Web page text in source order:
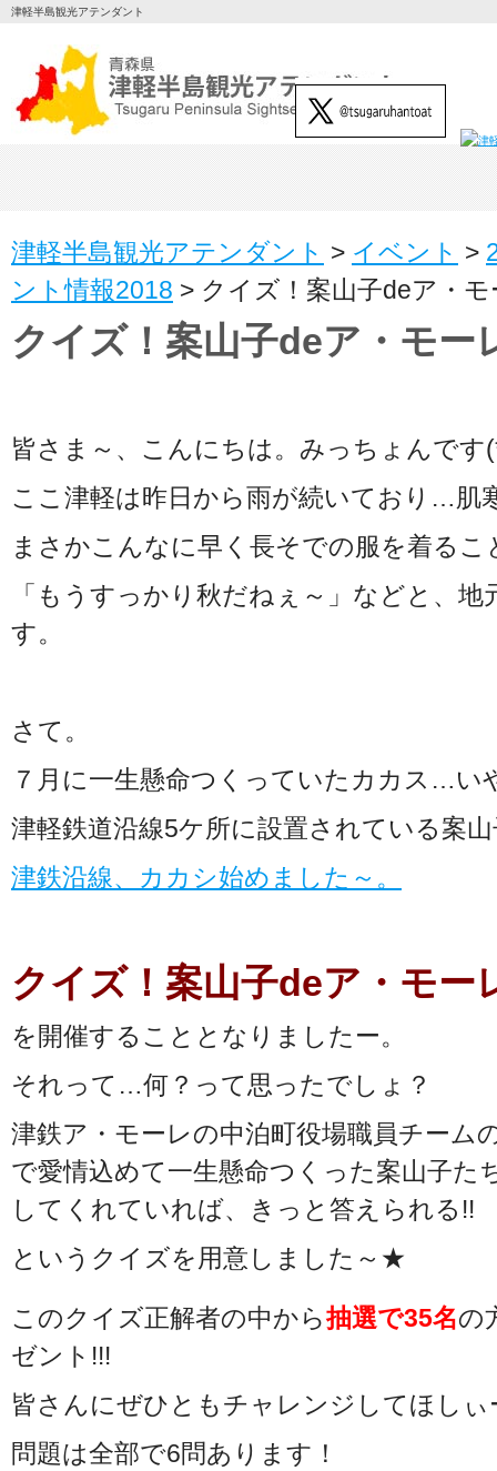
津軽半島観光アテンダント
津軽半島観光アテンダント > イベント >
ント情報2018 > クイズ！案山子deア・モ
クイズ！案山子deア・モー
皆さま～、こんにちは。みっちょんです
ここ津軽は昨日から雨が続いており…肌
まさかこんなに早く長そでの服を着る
「もうすっかり秋だねぇ～」などと、
す。
さて。
７月に一生懸命つくっていたカカス…い
津軽鉄道沿線5ケ所に設置されている案
津鉄沿線、カカシ始めました～。
クイズ！案山子deア・モー
を開催することとなりましたー。
それって…何？って思ったでしょ？
津鉄ア・モーレの中泊町役場職員チーム
で愛情込めて一生懸命つくった案山子た
してくれていれば、きっと答えられる!!
というクイズを用意しました～★
このクイズ正解者の中から抽選で35名の
ゼント!!!
皆さんにぜひともチャレンジしてほし
問題は全部で6問あります！